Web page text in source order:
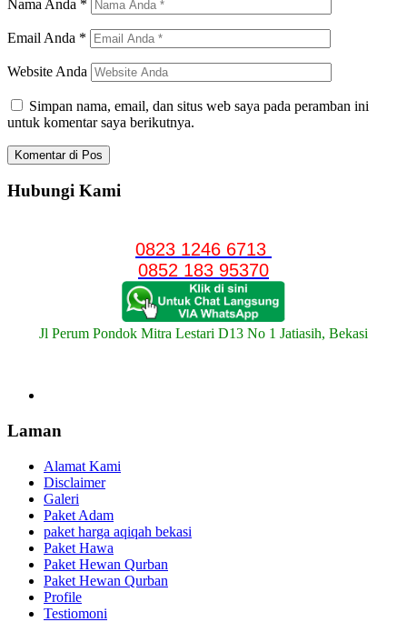
Nama Anda *
Email Anda *
Website Anda
Simpan nama, email, dan situs web saya pada peramban ini
untuk komentar saya berikutnya.
Hubungi Kami
0823 1246 6713
0852 183 95370
Jl Perum Pondok Mitra Lestari D13 No 1 Jatiasih, Bekasi
Laman
Alamat Kami
Disclaimer
Galeri
Paket Adam
paket harga aqiqah bekasi
Paket Hawa
Paket Hewan Qurban
Paket Hewan Qurban
Profile
Testiomoni